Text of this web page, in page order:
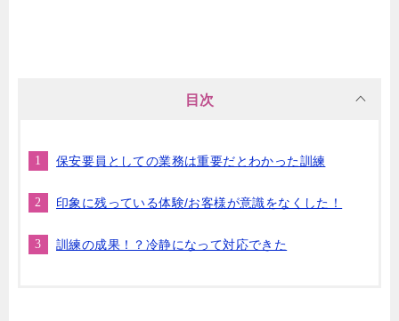
目次
保安要員としての業務は重要だとわかった訓練
印象に残っている体験/お客様が意識をなくした！
訓練の成果！？冷静になって対応できた